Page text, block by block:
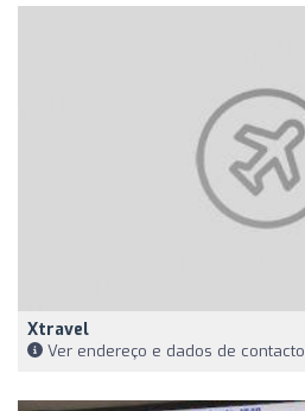
Xtravel
Ver endereço e dados de contacto